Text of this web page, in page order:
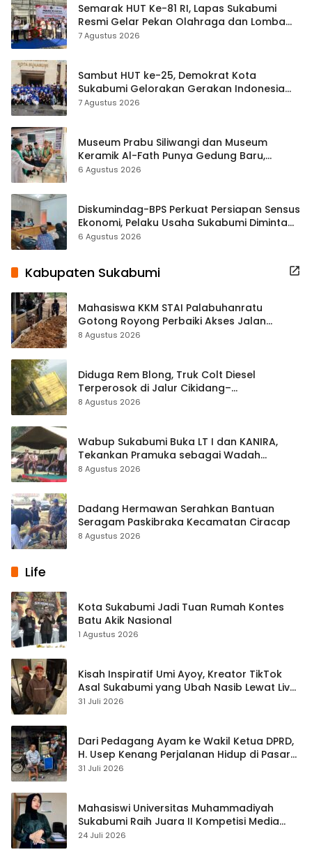
Semarak HUT Ke-81 RI, Lapas Sukabumi
Resmi Gelar Pekan Olahraga dan Lomba
Tradisional
7 Agustus 2026
Sambut HUT ke-25, Demokrat Kota
Sukabumi Gelorakan Gerakan Indonesia
ASRI Lewat Aksi Bersih Masjid Agung
7 Agustus 2026
Museum Prabu Siliwangi dan Museum
Keramik Al-Fath Punya Gedung Baru,
Hampir 500 Koleksi Dipisahkan
6 Agustus 2026
Diskumindag-BPS Perkuat Persiapan Sensus
Ekonomi, Pelaku Usaha Sukabumi Diminta
Terbuka Beri Data
6 Agustus 2026
Kabupaten Sukabumi
Mahasiswa KKM STAI Palabuhanratu
Gotong Royong Perbaiki Akses Jalan
Majelis Ta’lim di Sagaranten
8 Agustus 2026
Diduga Rem Blong, Truk Colt Diesel
Terperosok di Jalur Cikidang–
Palabuhanratu
8 Agustus 2026
Wabup Sukabumi Buka LT I dan KANIRA,
Tekankan Pramuka sebagai Wadah
Pembentukan Karakter
8 Agustus 2026
Dadang Hermawan Serahkan Bantuan
Seragam Paskibraka Kecamatan Ciracap
8 Agustus 2026
Life
Kota Sukabumi Jadi Tuan Rumah Kontes
Batu Akik Nasional
1 Agustus 2026
Kisah Inspiratif Umi Ayoy, Kreator TikTok
Asal Sukabumi yang Ubah Nasib Lewat Live
Streaming
31 Juli 2026
Dari Pedagang Ayam ke Wakil Ketua DPRD,
H. Usep Kenang Perjalanan Hidup di Pasar
Cisaat
31 Juli 2026
Mahasiswi Universitas Muhammadiyah
Sukabumi Raih Juara II Kompetisi Media
Pembelajaran Digital Tingkat Internasional
24 Juli 2026